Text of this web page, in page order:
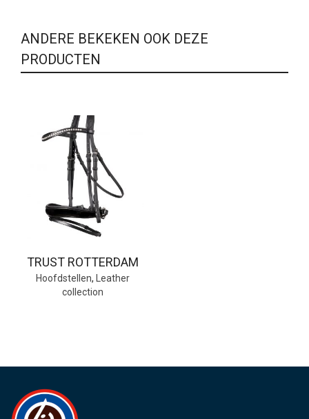
ANDERE BEKEKEN OOK DEZE
PRODUCTEN
TRUST ROTTERDAM
Hoofdstellen,
Leather
collection